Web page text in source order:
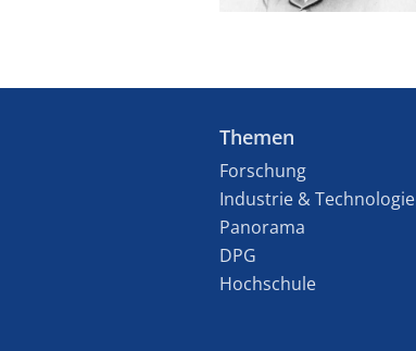
Themen
Forschung
Industrie & Technologie
Panorama
DPG
Hochschule